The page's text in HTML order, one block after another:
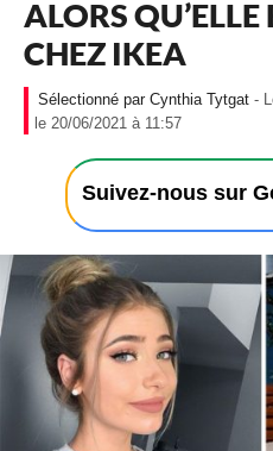
ALORS QU’ELLE
CHEZ IKEA
Cynthia Tytgat -
le 20/06/2021 à 11:57
2
/
0
2
/
Suivez-nous sur